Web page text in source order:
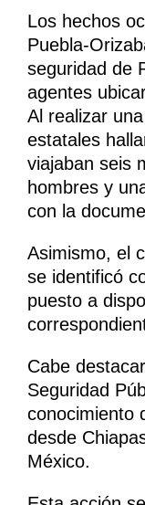
Los hechos
Puebla-
seguridad de
agentes
Al realizar
estatales
viajaban seis
hombres y
con la
Asimismo, el
se identificó
puesto a
Cabe
Seguridad
conocimiento
desde
México.